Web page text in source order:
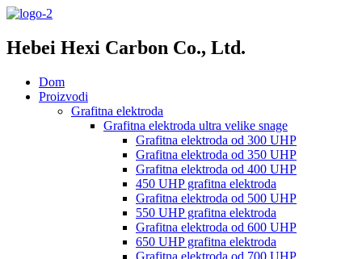
Hebei Hexi Carbon Co., Ltd.
Dom
Proizvodi
Grafitna elektroda
Grafitna elektroda ultra velike snage
Grafitna elektroda od 300 UHP
Grafitna elektroda od 350 UHP
Grafitna elektroda od 400 UHP
450 UHP grafitna elektroda
Grafitna elektroda od 500 UHP
550 UHP grafitna elektroda
Grafitna elektroda od 600 UHP
650 UHP grafitna elektroda
Grafitna elektroda od 700 UHP